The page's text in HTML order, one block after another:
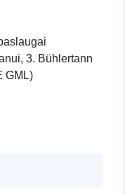
3. Bühlertann
GML)